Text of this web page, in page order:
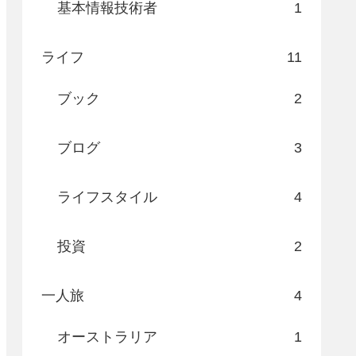
基本情報技術者 1
ライフ 11
ブック 2
ブログ 3
ライフスタイル 4
投資 2
一人旅 4
オーストラリア 1